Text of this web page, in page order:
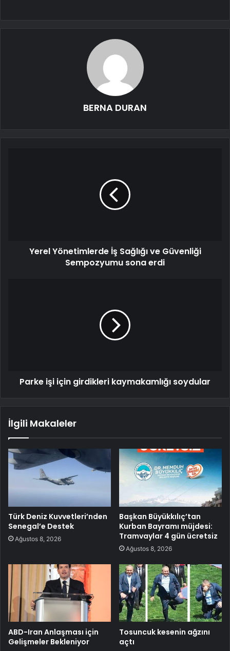
BERNA DURAN
Yerel Yönetimlerde İş Sağlığı ve Güvenliği
Sempozyumu sona erdi
Parke işi için girdikleri kaymakamlığı soydular
İlgili Makaleler
Türk Deniz Kuvvetleri’nden
Senegal’e Destek
Ağustos 8, 2026
Başkan Büyükkılıç’tan
Kurban Bayramı müjdesi:
Tramvaylar 4 gün ücretsiz
Ağustos 8, 2026
ABD-Iran Anlaşması için
Gelişmeler Bekleniyor
Tosuncuk kesenin ağzını
açtı